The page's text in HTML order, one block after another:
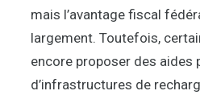
mais l’avantage fiscal
largement. Toutefois,
encore proposer des aides
d’infrastructures de